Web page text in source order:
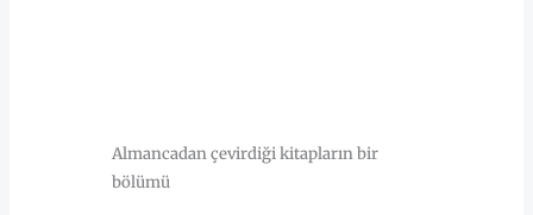
Almancadan çevirdiği kitapların bir
bölümü